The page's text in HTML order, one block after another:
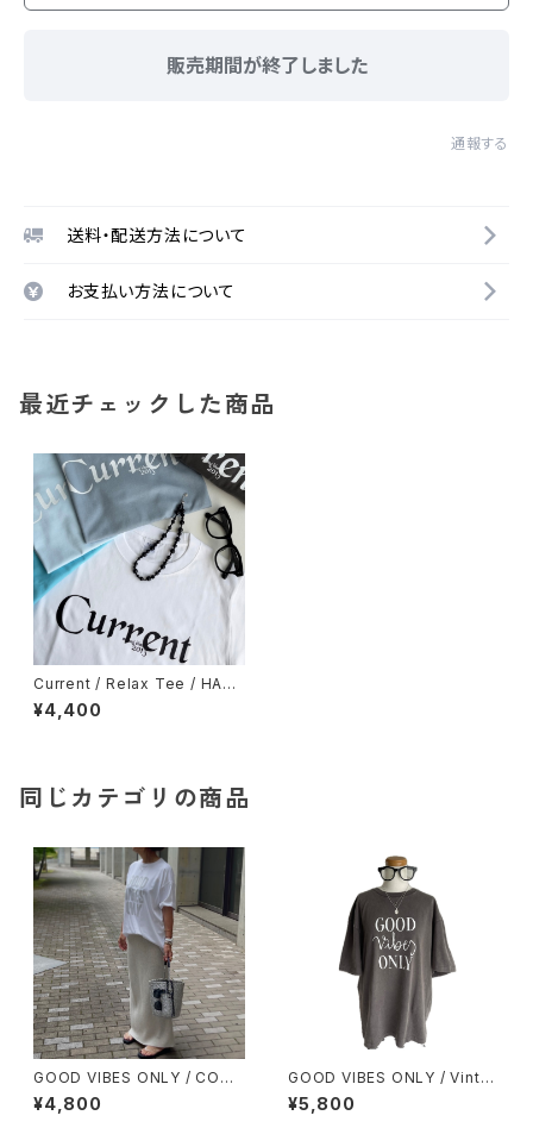
販売期間が終了しました
通報する
送料・配送方法について
お支払い方法について
最近チェックした商品
Current / Relax Tee / HAZY
BLACK / WHITE / ACID BLU
E / NAVY
¥4,400
同じカテゴリの商品
GOOD VIBES ONLY / COMF
Y BIG TEE
¥4,800
GOOD VIBES ONLY / Vinta
ge Style Tee / GRAY
¥5,800